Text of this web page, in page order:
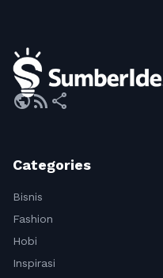
publicrss_feed share
Categories
Bisnis
Fashion
Hobi
Inspirasi